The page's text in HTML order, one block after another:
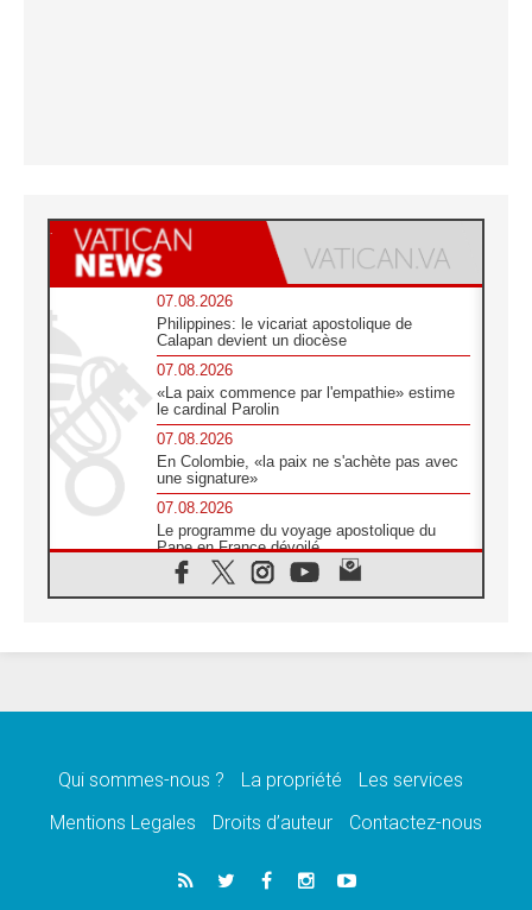
07.08.2026
Philippines: le vicariat apostolique de
Calapan devient un diocèse
07.08.2026
«La paix commence par l'empathie» estime
le cardinal Parolin
07.08.2026
En Colombie, «la paix ne s'achète pas avec
une signature»
07.08.2026
Le programme du voyage apostolique du
Pape en France dévoilé
07.08.2026
1ère Conférence continentale sur l'éducation
07.08.2026
07.08.2026
lancement des «dix jours de prière pour la
06.08.2026
Préparatifs des JMJ 2027 à Séoul: «c'est
Qui sommes-nous ? La propriété
Les services
Mentions Legales
Droits d’auteur Contactez-nous